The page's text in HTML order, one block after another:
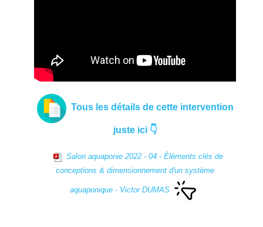
Tous les détails de cette intervention
juste ici 👇
Salon aquaponie 2022 - 04 - Éléments clés de
conceptions & dimensionnement d'un système
aquaponique - Victor DUMAS